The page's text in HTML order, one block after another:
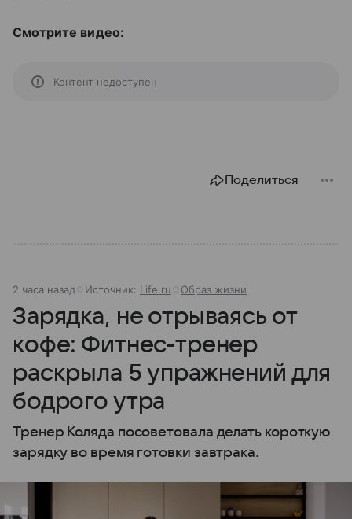
Смотрите видео:
Контент недоступен
Поделиться
2 часа назад Источник: Life.ru Образ жизни
Зарядка, не отрываясь от
кофе: Фитнес-тренер
раскрыла 5 упражнений для
бодрого утра
Тренер Коляда посоветовала делать короткую
зарядку во время готовки завтрака.